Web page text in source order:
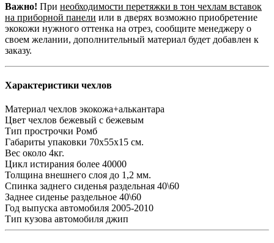
Важно! При необходимости перетяжки в тон чехлам вставок
на приборной панели или в дверях возможно приобретение
экокожи нужного оттенка на отрез, сообщите менеджеру о
своем желании, дополнительный материал будет добавлен к
заказу.
Характеристики чехлов
Материал чехлов экокожа+алькантара
Цвет чехлов бежевый с бежевым
Тип прострочки Ромб
Габариты упаковки 70х55х15 см.
Вес около 4кг.
Цикл истирания более 40000
Толщина внешнего слоя до 1,2 мм.
Спинка заднего сиденья раздельная 40\60
Заднее сиденье раздельное 40\60
Год выпуска автомобиля 2005-2010
Тип кузова автомобиля джип